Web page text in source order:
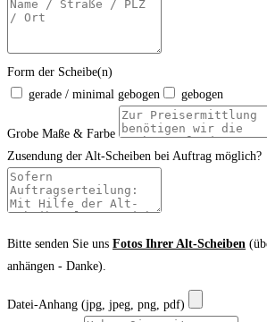
Form der Scheibe(n)
gerade / minimal gebogen
gebogen
Grobe Maße & Farbe
Zusendung der Alt-Scheiben bei Auftrag möglich?
Bitte senden Sie uns Fotos Ihrer Alt-Scheiben
anhängen - Danke).
Datei-Anhang (jpg, jpeg, png, pdf)